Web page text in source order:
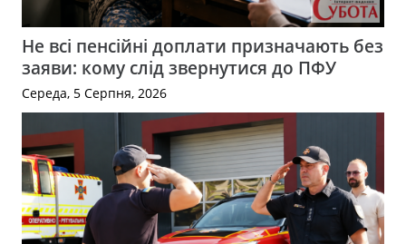
Не всі пенсійні доплати призначають без
заяви: кому слід звернутися до ПФУ
Середа, 5 Серпня, 2026